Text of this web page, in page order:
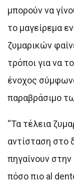
μπορούν να
το μαγείρεμα
ζυμαρικών
τρόποι για να
ένοχος
παραβράσιμο
“Τα τέλεια
αντίσταση στο
πηγαίνουν
πόσο πιο al